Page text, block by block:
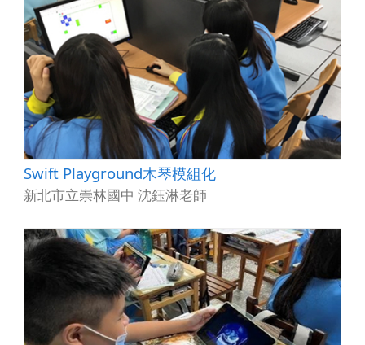
Swift Playground木琴模組化
新北市立崇林國中 沈鈺淋老師